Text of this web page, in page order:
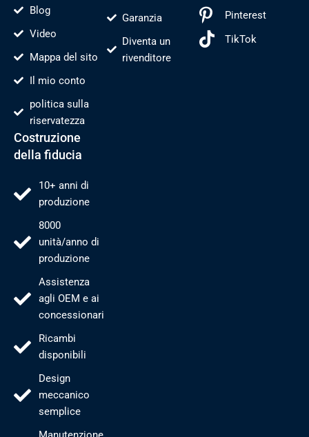
Blog
Video
Mappa del sito
Il mio conto
politica sulla
riservatezza
Garanzia
Diventa un
rivenditore
Pinterest
TikTok
Costruzione
della fiducia
10+ anni di
produzione
8000
unità/anno di
produzione
Assistenza
agli OEM e ai
concessionari
Ricambi
disponibili
Design
meccanico
semplice